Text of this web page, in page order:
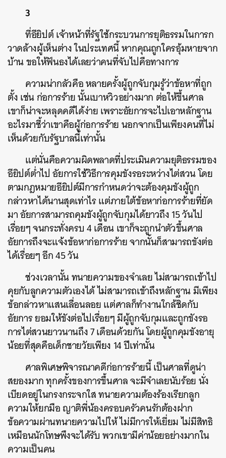
3
ที่อียิปต์ เจ้าหน้าที่รัฐใช้กระบวนการยุติธรรมในการก
วาดล้างผู้เห็นต่าง ในประเทศนี้ หากคุณถูกใครอุ้มหายจาก
บ้าน ขอให้ฟันธงได้เลยว่าคนที่จับไปคือทางการ
ความน่ากลัวคือ หลายครั้งผู้ถูกจับกุมรู้ว่าข้อหาที่ถูก
ตั้ง เช่น ก่อการร้าย นั้นเบาหวิวอย่างมาก ต่อให้ขึ้นศาล
เขาก็น่าจะหลุดคดีได้ง่าย เพราะอัยการจะไปเอาหลักฐาน
อะไรมาชี้ว่าเขาคือผู้ก่อการร้าย นอกจากเป็นเพียงคนที่ไม่
เห็นด้วยกับรัฐบาลนี้เท่านั้น
แต่นั่นคือความผิดพลาดที่ประเมินความยุติธรรมของ
อียิปต์ต่ำไป อัยการใช้วิธีการคุมขังรอระหว่างไต่สวน โดย
ตามกฎหมายอียิปต์มีการกำหนดว่าจะต้องคุมขังผู้ถูก
กล่าวหาได้นานสุดเท่าไร แต่ภายใต้ข้อหาก่อการร้ายที่ยัด
มา อัยการสามารถคุมขังผู้ถูกจับกุมได้ยาวถึง 15 วันไป
เรื่อยๆ จนกระทั่งครบ 4 เดือน เขาก็จะถูกนำตัวขึ้นศาล
อัยการถึงจะแจ้งข้อหาก่อการร้าย จากนั้นก็สามารถขังต่อ
ได้เรื่อยๆ อีก 45 วัน
ช่วงเวลานั้น ทนายความของจำเลย ไม่สามารถเข้าไป
คุยกับลูกความตัวเองได้ ไม่สามารถเข้าถึงหลักฐาน มีเพียง
ข้อกล่าวหาแสนเลื่อนลอย แต่ศาลก็ทำงานใกล้ชิดกับ
อัยการ ยอมให้ขังต่อไปเรื่อยๆ มีผู้ถูกจับกุมและถูกขังรอ
การไต่สวนยาวนานถึง 7 เดือนด้วยกัน โดยผู้ถูกคุมขังอายุ
น้อยที่สุดคือเด็กชายวัยเพียง 14 ปีเท่านั้น
ศาลพิเศษพิจารณาคดีก่อการร้ายนี้ เป็นศาลที่ดูน่า
สยองมาก ทุกครั้งของการขึ้นศาล จะมีจำเลยนับร้อย นั่ง
เบียดอยู่ในกรงกระจกใส ทนายความต้องร้องเรียกลูก
ความให้ยกมือ ญาติพี่น้องครอบครัวคนรักต้องฝาก
ข้อความผ่านทนายความไปให้ ไม่มีการให้เยี่ยม ไม่มีสิทธิ
เหมือนนักโทษพึงจะได้รับ พวกเขามีค่าน้อยอย่างมากใน
ความเป็นคน